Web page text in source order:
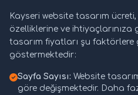
Kayseri website tasarım
özelliklerine ve ihtiyaçlarınıza
tasarım fiyatları şu faktörlere
göstermektedir:
Sayfa Sayısı: Website
göre değişmektedir. Daha